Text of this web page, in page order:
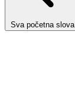
Sva početna slova